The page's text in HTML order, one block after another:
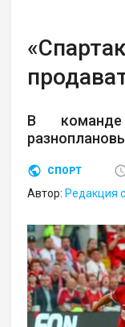
В
СПОРТ
Автор: Редакция